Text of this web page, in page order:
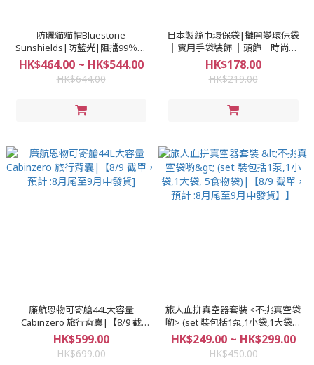
防曬貓貓帽Bluestone
Sunshields|防藍光|阻擋99％的
UVA,UVB射線|【8/9 截單，預計
:8月尾至9月中發貨】
HK$464.00 ~ HK$544.00
HK$644.00
日本製絲巾環保袋|攤開變環保袋
│實用手袋裝飾 │頭飾│時尚生
活│【 8/9 截單，預計 :8月尾至9
月中發貨]】
HK$178.00
HK$219.00
廉航恩物可寄艙44L大容量
Cabinzero 旅行背囊|【8/9 截
單，預計 :8月尾至9月中發貨]
HK$599.00
HK$699.00
旅人血拼真空器套裝 <不挑真空袋
喲> (set 裝包括1泵,1小袋,1大袋, 5
食物袋)|【8/9 截單，預計 :8月尾
至9月中發貨】】
HK$249.00 ~ HK$299.00
HK$450.00